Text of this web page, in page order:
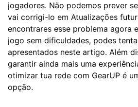
jogadores. Não podemos prever
vai corrigi-lo em Atualizações
encontrares esse problema agora
jogo sem dificuldades, podes
apresentados neste artigo. Além
garantir ainda mais uma
otimizar tua rede com GearUP é
opção.